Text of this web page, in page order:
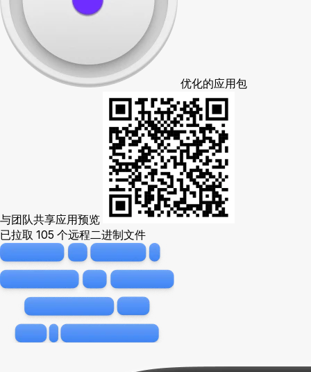
优化的应用包
与团队共享应用预览
已拉取 105 个远程二进制文件